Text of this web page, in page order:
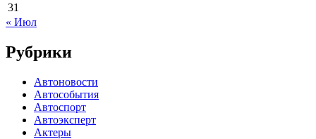
31
« Июл
Рубрики
Автоновости
Автособытия
Автоспорт
Автоэксперт
Актеры